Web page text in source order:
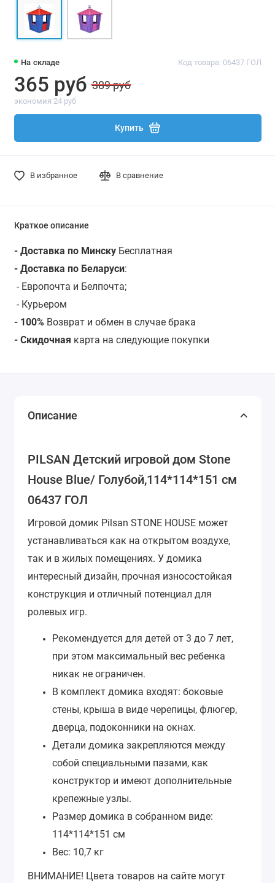
На складе Код товара: 06437 ГОЛ
365 руб 389 руб
экономия 24 руб
Купить
В избранное В сравнение
Краткое описание
- Доставка по МинскуБесплатная
- Доставка по Беларуси:
- Европочта и Белпочта;
- Курьером
- 100% Возврат и обмен в случае брака
- Скидочная карта на следующие покупки
Описание
PILSAN Детский игровой дом Stone
House Blue/ Голубой,114*114*151 см
06437 ГОЛ
Игровой домик Pilsan STONE HOUSE может
устанавливаться как на открытом воздухе,
так и в жилых помещениях. У домика
интересный дизайн, прочная износостойкая
конструкция и отличный потенциал для
ролевых игр.
Рекомендуется для детей от 3 до 7 лет,
при этом максимальный вес ребенка
никак не ограничен.
В комплект домика входят: боковые
стены, крыша в виде черепицы, флюгер,
дверца, подоконники на окнах.
Детали домика закрепляются между
собой специальными пазами, как
конструктор и имеют дополнительные
крепежные узлы.
Размер домика в собранном виде:
114*114*151 см
Вес: 10,7 кг
ВНИМАНИЕ! Цвета товаров на сайте могут